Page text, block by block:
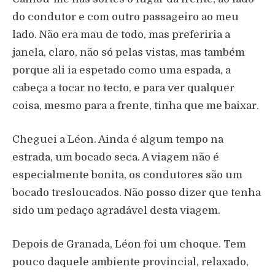
do condutor e com outro passageiro ao meu
lado. Não era mau de todo, mas preferiria a
janela, claro, não só pelas vistas, mas também
porque ali ia espetado como uma espada, a
cabeça a tocar no tecto, e para ver qualquer
coisa, mesmo para a frente, tinha que me baixar.
Cheguei a Léon. Ainda é algum tempo na
estrada, um bocado seca. A viagem não é
especialmente bonita, os condutores são um
bocado tresloucados. Não posso dizer que tenha
sido um pedaço agradável desta viagem.
Depois de Granada, Léon foi um choque. Tem
pouco daquele ambiente provincial, relaxado,